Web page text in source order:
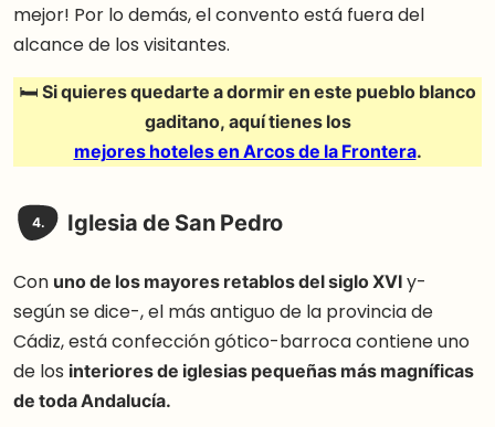
mejor! Por lo demás, el convento está fuera del
alcance de los visitantes.
🛏️Si quieres quedarte a dormir en este pueblo blanco
gaditano, aquí tienes los
mejores hoteles en Arcos de la Frontera.
4. Iglesia de San Pedro
Con uno de los mayores retablos del siglo XVIy-
según se dice-, el más antiguo de la provincia de
Cádiz, está confección gótico-barroca contiene uno
de los interiores de iglesias pequeñas más magníficas
de toda Andalucía.